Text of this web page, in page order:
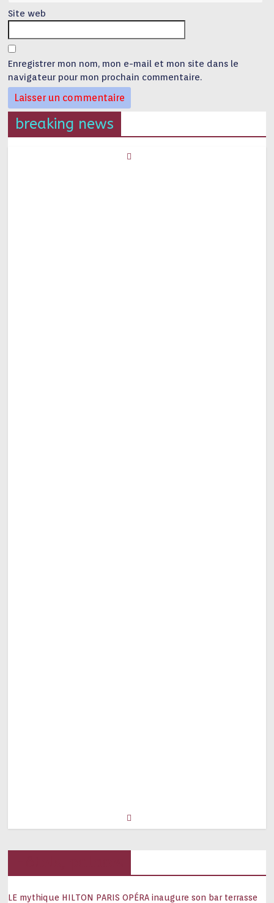
Site web
Enregistrer mon nom, mon e-mail et mon site dans le
navigateur pour mon prochain commentaire.
breaking news
LE mythique HILTON PARIS OPÉRA inaugure son bar terrasse